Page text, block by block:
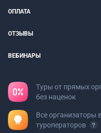
ОПЛАТА
ОТЗЫВЫ
ВЕБИНАРЫ
Туры от прямых
без наценок
Все организаторы
туроператоров